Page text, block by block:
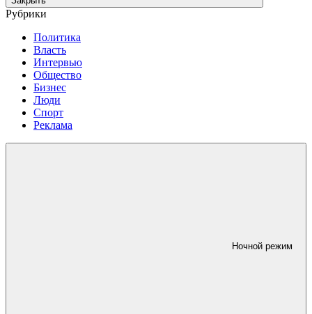
Рубрики
Политика
Власть
Интервью
Общество
Бизнес
Люди
Спорт
Реклама
Ночной режим